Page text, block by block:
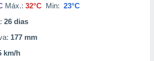
Máx.: 32°C Min: 23°C
26 dias
177 mm
km/h